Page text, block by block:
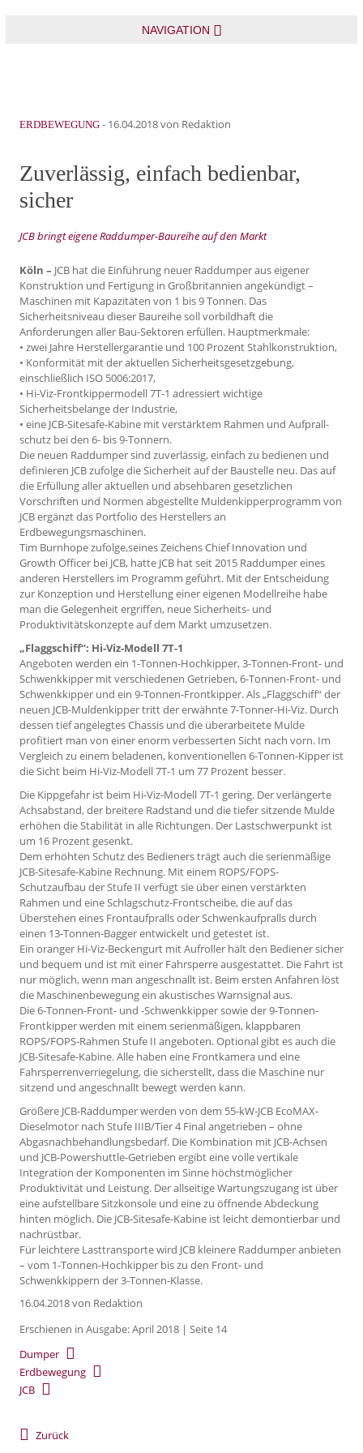
NAVIGATION
ERDBEWEGUNG - 16.04.2018von Redaktion
Zuverlässig, einfach bedienbar,
sicher
JCB bringt eigene Raddumper-Baureihe auf den Markt
Köln – JCB hat die Einführung neuer Raddumper aus eigener
Konstruktion und Fertigung in Großbritannien angekündigt –
Maschinen mit Kapazitäten von 1 bis 9 Tonnen. Das
Sicherheitsniveau dieser Baureihe soll vorbildhaft die
Anforderungen aller Bau-Sektoren erfüllen. Hauptmerkmale:
• zwei Jahre Herstellergarantie und 100 Prozent Stahlkonstruktion,
• Konformität mit der aktuellen Sicherheitsgesetzgebung,
einschließlich ISO 5006:2017,
• Hi-Viz-Frontkippermodell 7T-1 adressiert wichtige
Sicherheitsbelange der Industrie,
• eine JCB-Sitesafe-Kabine mit verstärktem Rahmen und Aufprall­
schutz bei den 6- bis 9-Tonnern.
Die neuen Raddumper sind zuverlässig, einfach zu bedienen und
definieren JCB zufolge die Sicherheit auf der Baustelle neu. Das auf
die Erfüllung aller aktuellen und absehbaren gesetzlichen
Vorschriften und Normen abgestellte Muldenkipperprogramm von
JCB ergänzt das Portfolio des Herstellers an
Erdbewegungsmaschinen.
Tim Burnhope zufolge,seines Zeichens Chief Innovation und
Growth Officer bei JCB, hatte JCB hat seit 2015 Raddumper eines
anderen Herstellers im Programm geführt. Mit der Entscheidung
zur Konzeption und Herstellung einer eigenen Modellreihe habe
man die Gelegenheit ergriffen, neue Sicherheits- und
Produktivitätskonzepte auf dem Markt umzusetzen.
„Flaggschiff“: Hi-Viz-Modell 7T-1
Angeboten werden ein 1-Tonnen-Hochkipper, 3-Tonnen-Front- und
Schwenkkipper mit verschiedenen Getrieben, 6-Tonnen-Front- und
Schwenkkipper und ein 9-Tonnen-Frontkipper. Als „Flaggschiff“ der
neuen JCB-Muldenkipper tritt der erwähnte 7-Tonner-Hi-Viz. Durch
dessen tief angelegtes Chassis und die überarbeitete Mulde
profitiert man von einer enorm verbesserten Sicht nach vorn. Im
Vergleich zu einem beladenen, konventionellen 6-Tonnen-Kipper ist
die Sicht beim Hi-Viz-Modell 7T-1 um 77 Prozent besser.
Die Kippgefahr ist beim Hi-Viz-Modell 7T-1 gering. Der verlängerte
Achsabstand, der breitere Radstand und die tiefer sitzende Mulde
erhöhen die Stabilität in alle Richtungen. Der Lastschwerpunkt ist
um 16 Prozent gesenkt.
Dem erhöhten Schutz des Bedieners trägt auch die serienmäßige
JCB-Sitesafe-Kabine Rechnung. Mit einem ROPS/FOPS-
Schutzaufbau der Stufe II verfügt sie über einen verstärkten
Rahmen und eine Schlagschutz-Frontscheibe, die auf das
Überstehen eines Frontaufpralls oder Schwenkaufpralls durch
einen 13-Tonnen-Bagger entwickelt und getestet ist.
Ein oranger Hi-Viz-Beckengurt mit Aufroller hält den Bediener sicher
und bequem und ist mit einer Fahrsperre ausgestattet. Die Fahrt ist
nur möglich, wenn man angeschnallt ist. Beim ersten Anfahren löst
die Maschinenbewegung ein akustisches Warnsignal aus.
Die 6-Tonnen-Front- und -Schwenkkipper sowie der 9-Tonnen-
Frontkipper werden mit einem serienmäßigen, klappbaren
ROPS/FOPS-Rahmen Stufe II angeboten. Optional gibt es auch die
JCB-Sitesafe-Kabine. Alle haben eine Frontkamera und eine
Fahrsperrenverriegelung, die sicherstellt, dass die Maschine nur
sitzend und angeschnallt bewegt werden kann.
Größere JCB-Raddumper werden von dem 55-kW-JCB EcoMAX-
Dieselmotor nach Stufe IIIB/Tier 4 Final angetrieben – ohne
Abgasnachbehandlungsbedarf. Die Kombination mit JCB-Achsen
und JCB-Powershuttle-Getrieben ergibt eine volle vertikale
Integration der Komponenten im Sinne höchstmöglicher
Produktivität und Leistung. Der allseitige Wartungszugang ist über
eine aufstellbare Sitzkonsole und eine zu öffnende Abdeckung
hinten möglich. Die JCB-Sitesafe-Kabine ist leicht demontierbar und
nachrüstbar.
Für leichtere Lasttransporte wird JCB kleinere Raddumper anbieten
– vom 1-Tonnen-Hochkipper bis zu den Front- und
Schwenkkippern der 3-Tonnen-Klasse.
16.04.2018von Redaktion
Erschienen in Ausgabe: April 2018 | Seite 14
Dumper
Erdbewegung
JCB
Zurück